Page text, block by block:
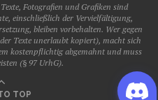
Fotografien und Grafiken sind
einschließlich der Vervielfältigung,
bleiben vorbehalten. Wer gegen
Texte unerlaubt kopiert), macht sich
kostenpflichtig abgemahnt und muss
(§ 97 UrhG).
TOP